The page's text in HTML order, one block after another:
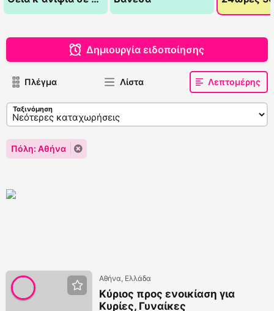
Δημιουργία ειδοποίησης
Πλέγμα Λίστα Λεπτομέρης
Ταξινόμηση
Πόλη: Αθήνα
Αθήνα, Ελλάδα
Κύριος προς ενοικίαση για
Κυρίες, Γυναίκες